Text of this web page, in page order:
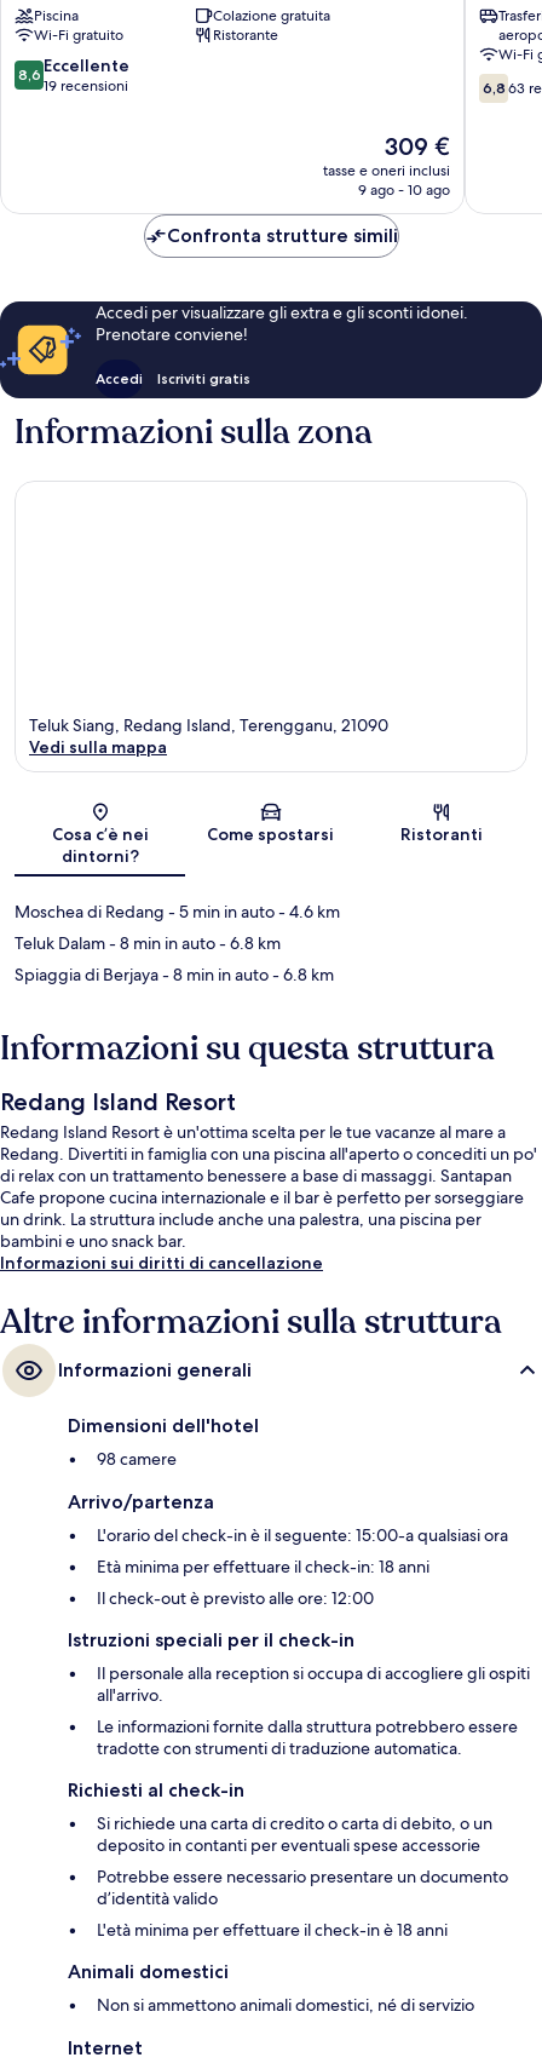
Sea
Redang
Island
Piscina
Colazione gratuita
Wi-Fi gratuito
Ristorante
8.6
su
8,6 Eccellente
19 recensioni
Il
prezzo
attuale
309 €
309 €
tasse e oneri inclusi
9 ago - 10 ago
Resort
Redang
Island
Wi-Fi
6.8
su
6,8 63
Confronta strutture simili
Accedi per visualizzare gli extra e gli sconti idonei.
Prenotare conviene!
Accedi Iscriviti gratis
Informazioni sulla zona
Mappa
Teluk Siang, Redang Island, Terengganu, 21090
Vedi sulla mappa
Cosa c’è nei
dintorni?
Come spostarsi Ristoranti
Moschea di Redang - 5 min in auto- 4.6 km
Teluk Dalam- 8 min in auto- 6.8 km
Spiaggia di Berjaya- 8 min in auto- 6.8 km
Informazioni su questa struttura
Redang Island Resort
Redang Island Resort è un'ottima scelta per le tue vacanze al mare a
Redang. Divertiti in famiglia con una piscina all'aperto o concediti un po'
di relax con un trattamento benessere a base di massaggi. Santapan
Cafe propone cucina internazionale e il bar è perfetto per sorseggiare
un drink. La struttura include anche una palestra, una piscina per
bambini e uno snack bar.
Informazioni sui diritti di cancellazione
Altre informazioni sulla struttura
Informazioni generali
Dimensioni dell'hotel
98 camere
Arrivo/partenza
L'orario del check-in è il seguente: 15:00-a qualsiasi ora
Età minima per effettuare il check-in: 18 anni
Il check-out è previsto alle ore: 12:00
Istruzioni speciali per il check-in
Il personale alla reception si occupa di accogliere gli ospiti
all'arrivo.
Le informazioni fornite dalla struttura potrebbero essere
tradotte con strumenti di traduzione automatica.
Richiesti al check-in
Si richiede una carta di credito o carta di debito, o un
deposito in contanti per eventuali spese accessorie
Potrebbe essere necessario presentare un documento
d’identità valido
L'età minima per effettuare il check-in è 18 anni
Animali domestici
Non si ammettono animali domestici, né di servizio
Internet